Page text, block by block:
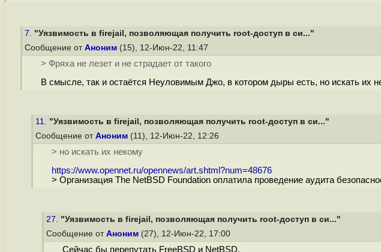
7. "Уязвимость в firejail, позволяющая получить root-доступ в си..."
Сообщение от Аноним (15), 12-Июн-22, 11:47
> Фряха не лезет и не страдает от такого
В смысле, так и остаётся Неуловимым Джо, в котором дыры есть, но искать их
11. "Уязвимость в firejail, позволяющая получить root-доступ в си..."
Сообщение от Аноним (11), 12-Июн-22, 12:26
> но искать их некому
https://www.opennet.ru/opennews/art.shtml?num=48676
> Организация The NetBSD Foundation оплатила проведение аудита
27. "Уязвимость в firejail, позволяющая получить root-доступ в си..."
Сообщение от Аноним (27), 12-Июн-22, 17:00
Сейчас бы перепутать FreeBSD и NetBSD.